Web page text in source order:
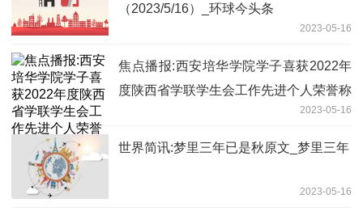
（2023/5/16）_环球今头条
2023-05-16
焦点播报:西安培华学院学子喜获2022年
度陕西省学联学生会工作先进个人荣誉称
2023-05-16
世界简讯:梦里三年已是秋原文_梦里三年
2023-05-16